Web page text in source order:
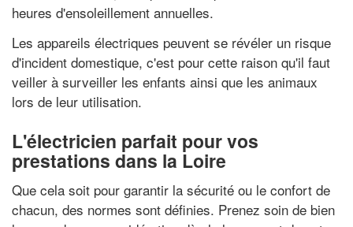
heures d'ensoleillement annuelles.
Les appareils électriques peuvent se révéler un risque
d'incident domestique, c'est pour cette raison qu'il faut
veiller à surveiller les enfants ainsi que les animaux
lors de leur utilisation.
L'électricien parfait pour vos
prestations dans la Loire
Que cela soit pour garantir la sécurité ou le confort de
chacun, des normes sont définies. Prenez soin de bien